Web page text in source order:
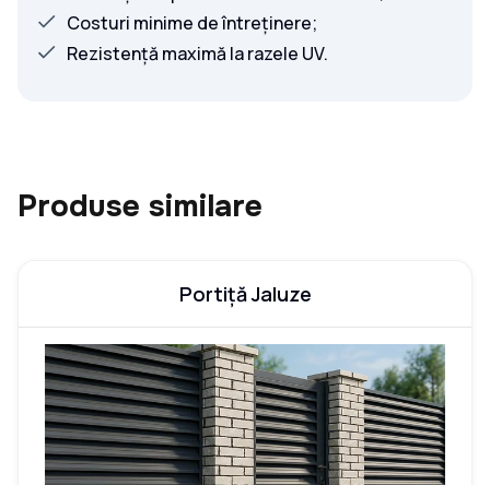
Costuri minime de întreținere;
Rezistență maximă la razele UV.
Produse similare
Portiță Jaluze